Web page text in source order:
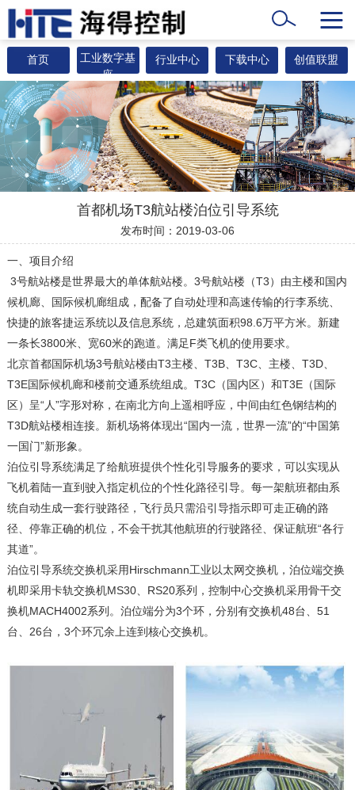
首页
工业数字基
座
行业中心 下载中心 创值联盟
首都机场T3航站楼泊位引导系统
发布时间：2019-03-06
一、项目介绍
3号航站楼是世界最大的单体航站楼。3号航站楼（T3）由主楼和国内
候机廊、国际候机廊组成，配备了自动处理和高速传输的行李系统、
快捷的旅客捷运系统以及信息系统，总建筑面积98.6万平方米。新建
一条长3800米、宽60米的跑道。满足F类飞机的使用要求。
北京首都国际机场3号航站楼由T3主楼、T3B、T3C、主楼、T3D、
T3E国际候机廊和楼前交通系统组成。T3C（国内区）和T3E（国际
区）呈“人”字形对称，在南北方向上遥相呼应，中间由红色钢结构的
T3D航站楼相连接。新机场将体现出“国内一流，世界一流”的“中国第
一国门”新形象。
泊位引导系统满足了给航班提供个性化引导服务的要求，可以实现从
飞机着陆一直到驶入指定机位的个性化路径引导。每一架航班都由系
统自动生成一套行驶路径，飞行员只需沿引导指示即可走正确的路
径、停靠正确的机位，不会干扰其他航班的行驶路径、保证航班“各行
其道”。
泊位引导系统交换机采用Hirschmann工业以太网交换机，泊位端交换
机即采用卡轨交换机MS30、RS20系列，控制中心交换机采用骨干交
换机MACH4002系列。泊位端分为3个环，分别有交换机48台、51
台、26台，3个环冗余上连到核心交换机。